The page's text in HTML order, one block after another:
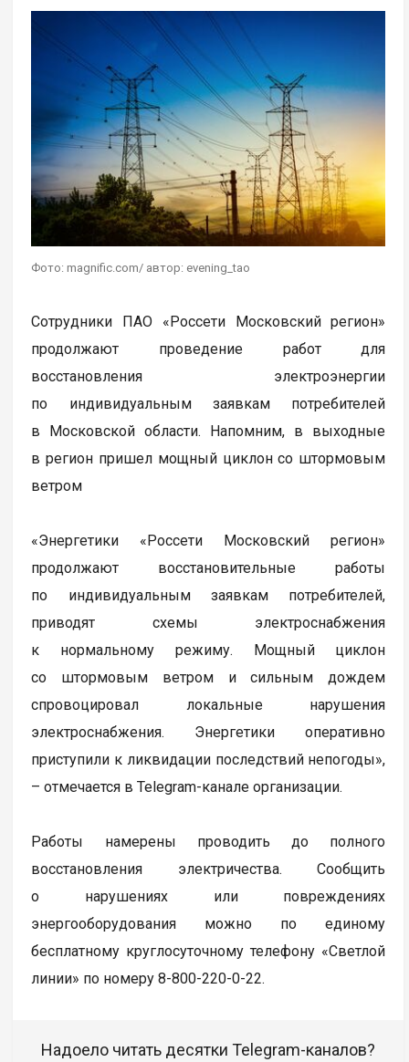
Фото: magnific.com/ автор: evening_tao
Сотрудники ПАО «Россети Московский регион»
продолжают проведение работ для
восстановления электроэнергии
по индивидуальным заявкам потребителей
в Московской области. Напомним, в выходные
в регион пришел мощный циклон со штормовым
ветром
«Энергетики «Россети Московский регион»
продолжают восстановительные работы
по индивидуальным заявкам потребителей,
приводят схемы электроснабжения
к нормальному режиму. Мощный циклон
со штормовым ветром и сильным дождем
спровоцировал локальные нарушения
электроснабжения. Энергетики оперативно
приступили к ликвидации последствий непогоды»,
– отмечается в Telegram-канале организации.
Работы намерены проводить до полного
восстановления электричества. Сообщить
о нарушениях или повреждениях
энергооборудования можно по единому
бесплатному круглосуточному телефону «Светлой
линии» по номеру 8-800-220-0-22.
Надоело читать десятки Telegram-каналов?